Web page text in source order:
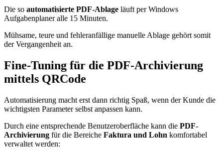
Die so automatisierte PDF-Ablage läuft per Windows
Aufgabenplaner alle 15 Minuten.
Mühsame, teure und fehleranfällige manuelle Ablage gehört somit
der Vergangenheit an.
Fine-Tuning für die PDF-Archivierung
mittels QRCode
Automatisierung macht erst dann richtig Spaß, wenn der Kunde die
wichtigsten Parameter selbst anpassen kann.
Durch eine entsprechende Benutzeroberfläche kann die PDF-
Archivierung für die Bereiche Faktura und Lohn komfortabel
verwaltet werden: